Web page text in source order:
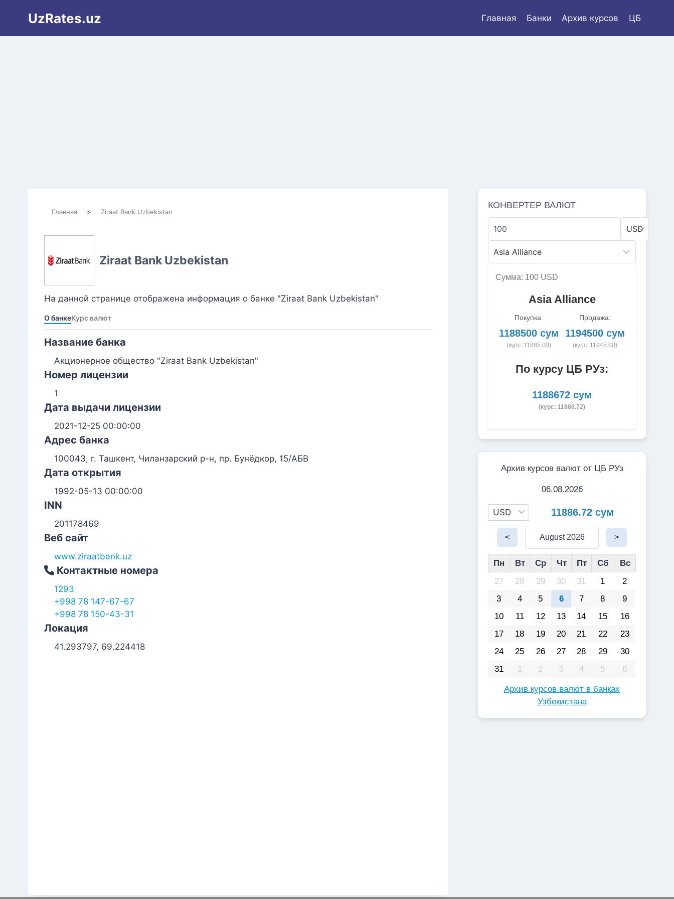
UzRates.uz Главная Банки Архив курсов ЦБ
Главная > Ziraat Bank Uzbekistan
Ziraat Bank Uzbekistan
На данной странице отображена информация о банке "Ziraat Bank Uzbekistan"
О банкеКурс валют
Название банка
Акционерное общество "Ziraat Bank Uzbekistan"
Номер лицензии
1
Дата выдачи лицензии
2021-12-25 00:00:00
Адрес банка
100043, г. Ташкент, Чиланзарский р-н, пр. Бунёдкор, 15/АБВ
Дата открытия
1992-05-13 00:00:00
INN
201178469
Веб сайт
www.ziraatbank.uz
Контактные номера
1293
+998 78 147-67-67
+998 78 150-43-31
Локация
41.293797, 69.224418
КОНВЕРТЕР ВАЛЮТ
Сумма: 100 USD
Asia Alliance
Покупка:
1188500 сум
(курс: 11885.00)
Продажа:
1194500 сум
(курс: 11945.00)
По курсу ЦБ РУз:
1188672 сум
(курс: 11886.72)
Архив курсов валют от ЦБ РУз
06.08.2026
11886.72 сум
< August 2026 >
Пн Вт Ср Чт Пт Сб
Вс
27
28 29 30 31 1
2
3
4 5 6 7 8
9
10
11 12 13 14 15
16
17
18 19 20 21 22
23
24
25 26 27 28 29
30
31
1 2 3 4 5 6
Архив курсов валют в банках
Узбекистана